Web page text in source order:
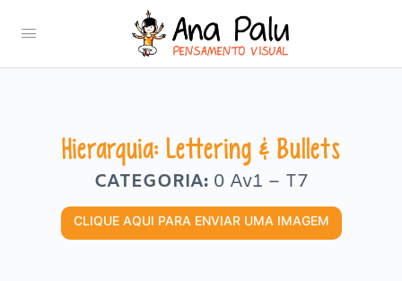
Hierarquia: Lettering & Bullets
CATEGORIA: 0 Av1 – T7
CLIQUE AQUI PARA ENVIAR UMA IMAGEM